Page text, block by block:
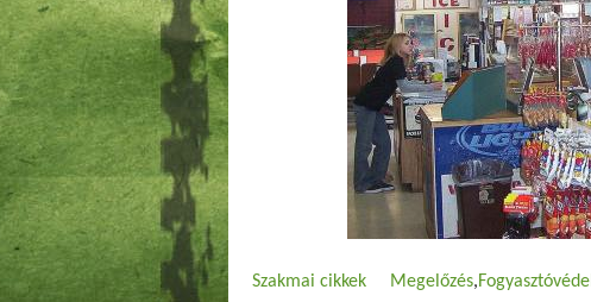
Szakmai cikkek Megelőzés